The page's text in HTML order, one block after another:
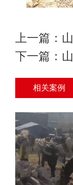
上一篇：
下一篇：
相关案例